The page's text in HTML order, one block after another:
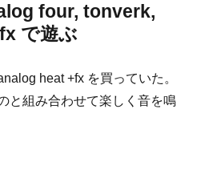
four, tonverk,
で遊ぶ
heat +fx を買っていた。
と組み合わせて楽しく音を鳴